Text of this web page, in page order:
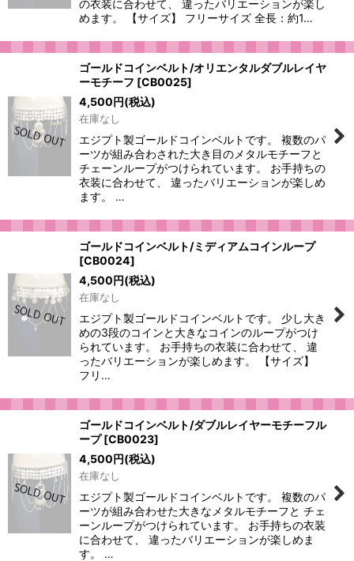
の衣装に合わせて、 違ったバリエーションが楽し
めます。 【サイズ】 フリーサイズ 全長：約1…
ゴールドコインベルト/オリエンタルダブルレイヤ
ーモチーフ [CB0025]
4,500円(税込)
在庫なし
エジプト製ゴールドコインベルトです。 複数のパ
ーツが組み合わされた大き目のメタルモチーフと
チェーンループがつけられています。 お手持ちの
衣装に合わせて、 違ったバリエーションが楽しめ
ます。 …
ゴールドコインベルト/ミディアムコインループ
[CB0024]
4,500円(税込)
在庫なし
エジプト製ゴールドコインベルトです。 少し大き
めの3段のコインと大きなコインのループがつけ
られています。 お手持ちの衣装に合わせて、 違
ったバリエーションが楽しめます。 【サイズ】
フリ…
ゴールドコインベルト/ダブルレイヤーモチーフル
ープ [CB0023]
4,500円(税込)
在庫なし
エジプト製ゴールドコインベルトです。 複数のパ
ーツが組み合わせた大きなメタルモチーフと チェ
ーンループがつけられています。 お手持ちの衣装
に合わせて、 違ったバリエーションが楽しめま
す。 …